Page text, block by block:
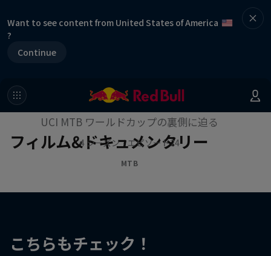
Want to see content from United States of America
?
Continue
フィルム&ドキュメンタリー
作品名【ファスト・ライフ】
UCI MTB ワールドカップの裏側に迫る
4 シーズン · エピソード24
MTB
こちらもチェック！